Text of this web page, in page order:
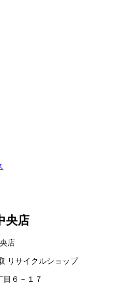
央店
リサイクルショップ
目６－１７